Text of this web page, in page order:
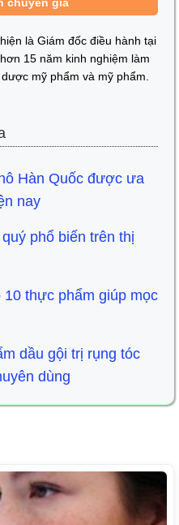
chuyên gia
là Giám đốc điều hành tại
15 năm kinh nghiệm làm
mỹ phẩm và mỹ phẩm.
Hàn Quốc được ưa
nay
phổ biến trên thị
10 thực phẩm giúp mọc
dầu gội trị rụng tóc
dùng